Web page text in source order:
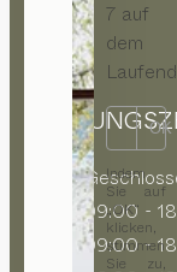
7 auf
dem
OK
Indem
Sie auf
„OK“
klicken,
stimmen
Sie zu,
09:00 -
09:00 -